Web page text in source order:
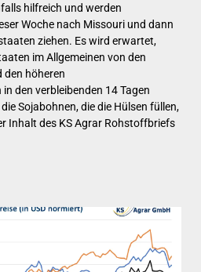
hilfreich und werden
Woche nach Missouri und dann
ziehen. Es wird erwartet,
im Allgemeinen von den
den höheren
den verbleibenden 14 Tagen
Sojabohnen, die die Hülsen füllen,
Inhalt des KS Agrar Rohstoffbriefs